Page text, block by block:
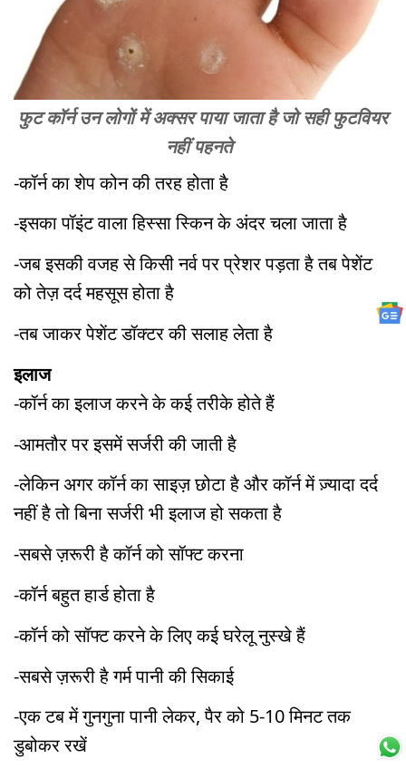
फुट कॉर्न उन लोगों में अक्सर पाया जाता है जो सही फुटवियर
नहीं पहनते
-कॉर्न का शेप कोन की तरह होता है
-इसका पॉइंट वाला हिस्सा स्किन के अंदर चला जाता है
-जब इसकी वजह से किसी नर्व पर प्रेशर पड़ता है तब पेशेंट
को तेज़ दर्द महसूस होता है
-तब जाकर पेशेंट डॉक्टर की सलाह लेता है
इलाज
-कॉर्न का इलाज करने के कई तरीके होते हैं
-आमतौर पर इसमें सर्जरी की जाती है
-लेकिन अगर कॉर्न का साइज़ छोटा है और कॉर्न में ज़्यादा दर्द
नहीं है तो बिना सर्जरी भी इलाज हो सकता है
-सबसे ज़रूरी है कॉर्न को सॉफ्ट करना
-कॉर्न बहुत हार्ड होता है
-कॉर्न को सॉफ्ट करने के लिए कई घरेलू नुस्खे हैं
-सबसे ज़रूरी है गर्म पानी की सिकाई
-एक टब में गुनगुना पानी लेकर, पैर को 5-10 मिनट तक
डुबोकर रखें